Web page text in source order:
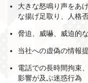
大きな怒鳴り声をあ
な揚げ足取り、人格
脅迫、威嚇、威迫的
当社への虚偽の情報
電話での長時間拘束
影響が及ぶ迷惑行為